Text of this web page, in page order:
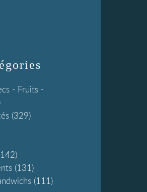
- Fruits -
(329)
(131)
(111)